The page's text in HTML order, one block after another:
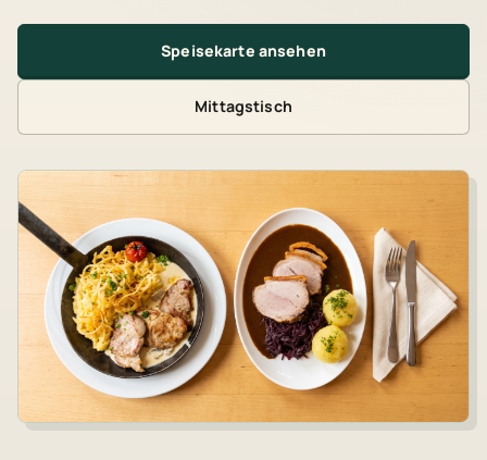
Speisekarte ansehen
Mittagstisch